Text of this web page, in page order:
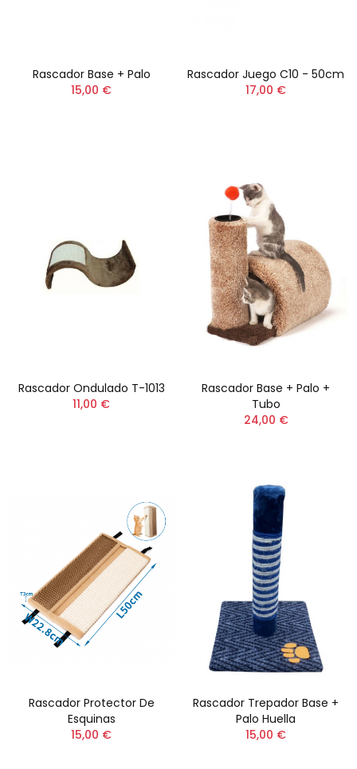
Rascador Base + Palo
15,00 €
Rascador Juego C10 - 50cm
17,00 €
Rascador Ondulado T-1013
11,00 €
Rascador Base + Palo +
Tubo
24,00 €
Rascador Protector De
Esquinas
15,00 €
Rascador Trepador Base +
Palo Huella
15,00 €